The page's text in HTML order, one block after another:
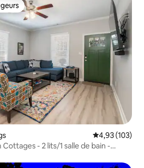
Évaluation
4,93 (103)
- 2 lits/1 salle de bain -